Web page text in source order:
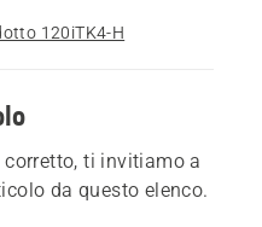
120iTK4-H
ti invitiamo a
da questo elenco.